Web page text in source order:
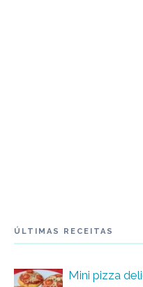
ÚLTIMAS RECEITAS
Mini pizza